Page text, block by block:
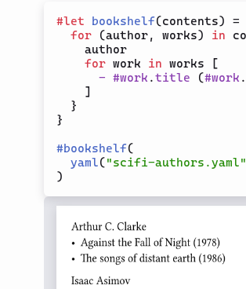
YAML
#let bookshelf(contents) =
for
(author, works) in
    author
for work in works
[
- #work .title (#work .
]
}
}
#bookshelf(
yaml("scifi-authors.yaml"
)